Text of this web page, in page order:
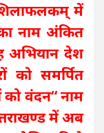
में
नाम अंकित
अभियान देश
को समर्पित
को वंदन“ नाम
में अब